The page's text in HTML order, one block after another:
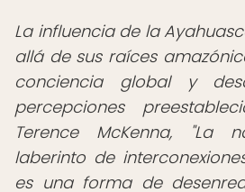
La influencia de la
allá de sus raíces
conciencia global y
percepciones
Terence McKenna, "La
laberinto de
es una forma de